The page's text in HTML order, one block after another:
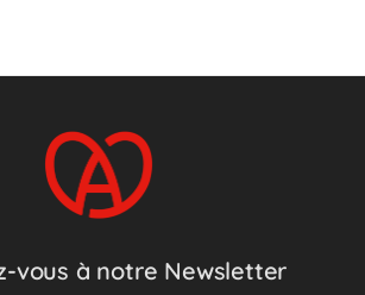
vous à notre Newsletter